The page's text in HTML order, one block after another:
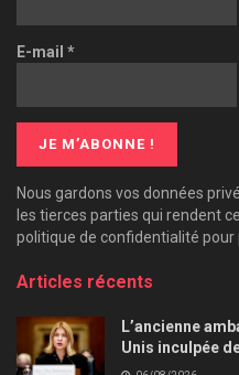
E-mail *
Nous gardons vos données
les tierces parties qui rendent
politique de confidentialité pour
Articles récents
L’ancienne
Unis inculpée